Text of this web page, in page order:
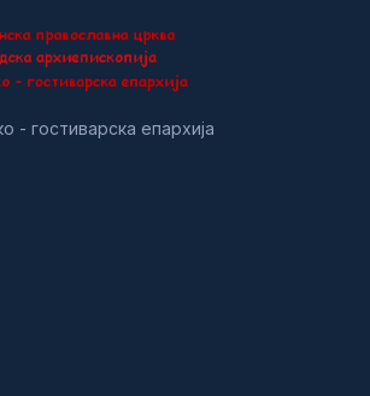
гостиварска епархија